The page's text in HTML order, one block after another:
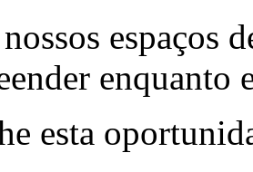
espaços
enquanto
esta